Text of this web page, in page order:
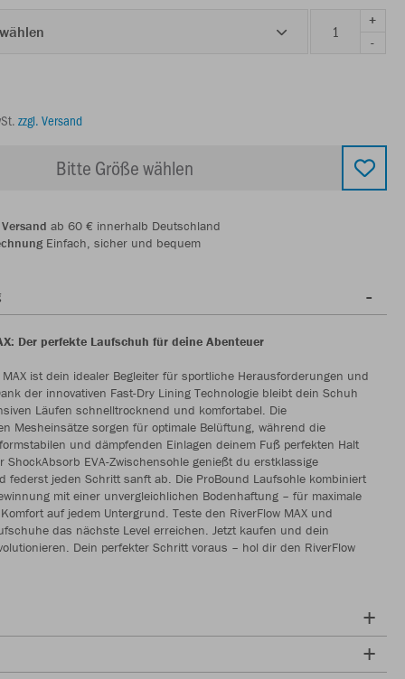
+
-
zzgl. Versand
Bitte Größe wählen
ab 60 € innerhalb Deutschland
Einfach, sicher und bequem
Der perfekte Laufschuh für deine Abenteuer
MAX ist dein idealer Begleiter für sportliche Herausforderungen und
der innovativen Fast-Dry Lining Technologie bleibt dein Schuh
Läufen schnelltrocknend und komfortabel. Die
Mesheinsätze sorgen für optimale Belüftung, während die
und dämpfenden Einlagen deinem Fuß perfekten Halt
ShockAbsorb EVA-Zwischensohle genießt du erstklassige
federst jeden Schritt sanft ab. Die ProBound Laufsohle kombiniert
mit einer unvergleichlichen Bodenhaftung – für maximale
auf jedem Untergrund. Teste den RiverFlow MAX und
das nächste Level erreichen. Jetzt kaufen und dein
Dein perfekter Schritt voraus – hol dir den RiverFlow